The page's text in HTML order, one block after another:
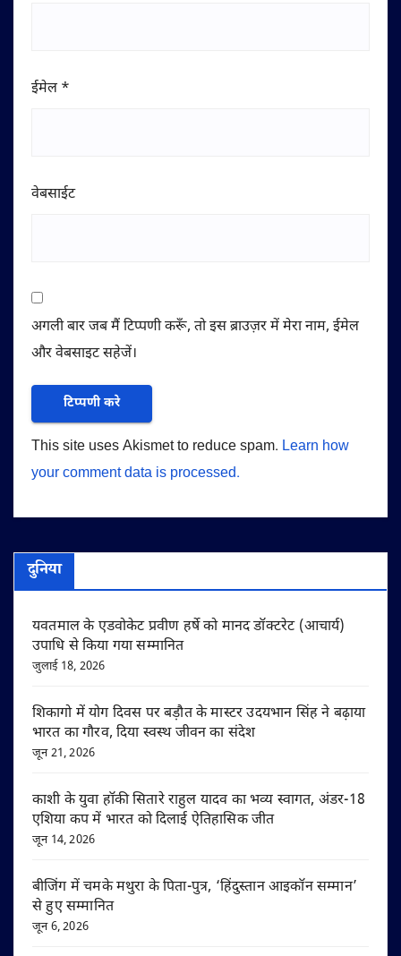
ईमेल *
वेबसाईट
अगली बार जब मैं टिप्पणी करूँ, तो इस ब्राउज़र में मेरा नाम, ईमेल
और वेबसाइट सहेजें।
This site uses Akismet to reduce spam. Learn how
your comment data is processed.
दुनिया
यवतमाल के एडवोकेट प्रवीण हर्षे को मानद डॉक्टरेट (आचार्य)
उपाधि से किया गया सम्मानित
जुलाई 18, 2026
शिकागो में योग दिवस पर बड़ौत के मास्टर उदयभान सिंह ने बढ़ाया
भारत का गौरव, दिया स्वस्थ जीवन का संदेश
जून 21, 2026
काशी के युवा हॉकी सितारे राहुल यादव का भव्य स्वागत, अंडर-18
एशिया कप में भारत को दिलाई ऐतिहासिक जीत
जून 14, 2026
बीजिंग में चमके मथुरा के पिता-पुत्र, ‘हिंदुस्तान आइकॉन सम्मान’
से हुए सम्मानित
जून 6, 2026